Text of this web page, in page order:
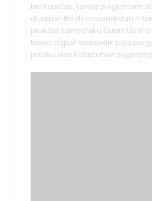
berkualitas, tanpa plagiarisme
di jurnal ilmiah nasional dan
praktisi dan pelaku Dunia
bisnis dapat membidik pola
prilaku dan kebutuhan segmen